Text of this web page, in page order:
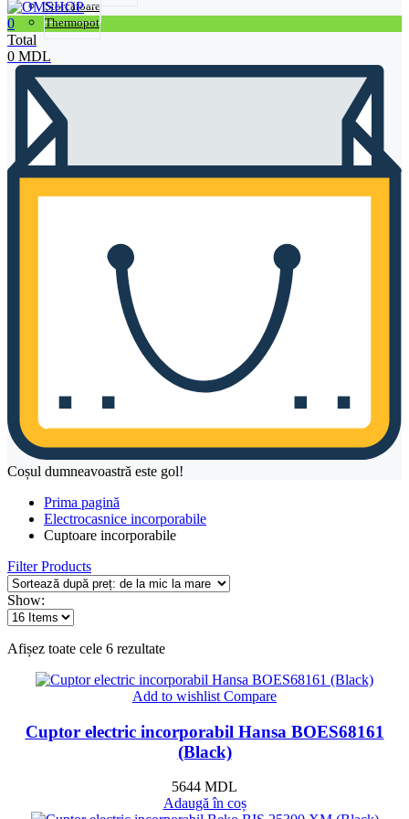
Storcătoare
Thermopot
0
Total
0 MDL
Coșul dumneavoastră este gol!
Prima pagină
Electrocasnice incorporabile
Cuptoare incorporabile
Filter Products
Show:
Afișez toate cele 6 rezultateSortat
preț:
de
mic
mare
Add to wishlist Compare
Cuptor electric incorporabil Hansa BOES68161
(Black)
5644 MDL
Adaugă în coș